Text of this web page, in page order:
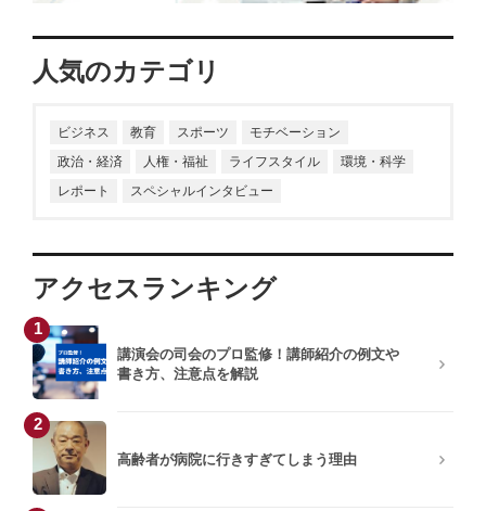
人気のカテゴリ
ビジネス 教育 スポーツ
モチベーション
政治・経済
人権・福祉 ライフスタイル
環境・科学
レポート
スペシャルインタビュー
アクセスランキング
1
講演会の司会のプロ監修！講師紹介の例文や
書き方、注意点を解説
2
高齢者が病院に行きすぎてしまう理由